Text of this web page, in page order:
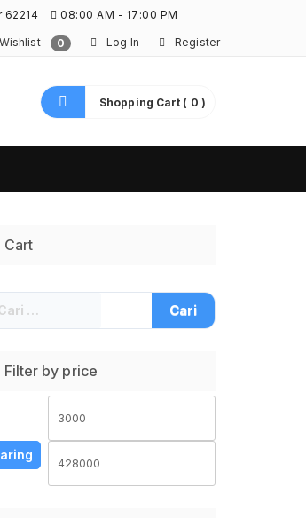
62214 08:00 AM - 17:00 PM
Wishlist 0 Log In Register
Shopping Cart ( 0 )
Cart
Filter by price